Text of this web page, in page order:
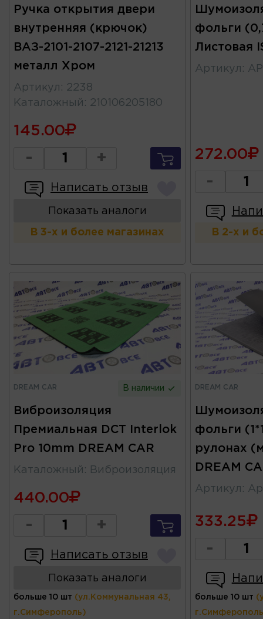
Ручка открытия двери
внутренняя (крючок)
ВАЗ-2101-2107-2121-21213
металл Хром
Артикул : 2238
Каталожный : 210106205180
145.00
- +
Написать отзыв
Показать аналоги
В 3-х и более магазинах
фольги
Листовая
Артикул :
272.00
-
В 2-х и
DREAM CAR В наличии
Виброизоляция
Премиальная DCT Interlok
Pro 10mm DREAM CAR
Каталожный : Виброизоляция
440.00
- +
Написать отзыв
Показать аналоги
больше 10 шт (ул.Коммунальная 43,
г.Симферополь)
DREAM CAR
фольги
рулонах
DREAM
Артикул :
333.25
-
больше 10 шт